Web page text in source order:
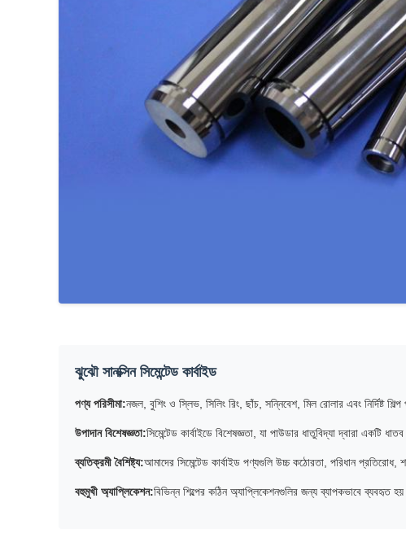
ঝুঝৌ সানক্সিন সিমেন্টেড কার্বাইড
পণ্য পরিসীমা:নজল, বুশিং ও স্লিভ, সিলিং রিং, ছাঁচ, সন্নিবেশ, মিল রোলার এবং নির্দিষ্ট
উপাদান বিশেষজ্ঞতা:সিমেন্টেড কার্বাইডে বিশেষজ্ঞতা, যা পাউডার ধাতুবিদ্যা দ্বারা একটি
ব্যতিক্রমী বৈশিষ্ট্য:আমাদের সিমেন্টেড কার্বাইড পণ্যগুলি উচ্চ কঠোরতা, পরিধান
বহুমুখী অ্যাপ্লিকেশন:বিভিন্ন শিল্পের কঠিন অ্যাপ্লিকেশনগুলির জন্য ব্যাপকভাবে ব্যবহৃত